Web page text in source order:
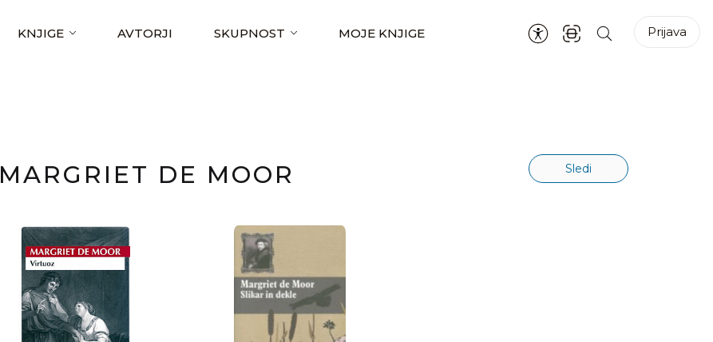
KNJIGE AVTORJI SKUPNOST MOJE KNJIGE Prijava
MARGRIET DE MOOR Sledi